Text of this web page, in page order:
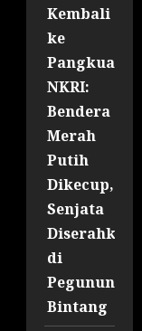
Kembali
ke
Pangkuan
NKRI:
Bendera
Merah
Putih
Dikecup,
Senjata
Diserahkan
di
Bintang